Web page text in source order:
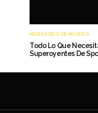
MERCADEO DE MÚSICA
Todo Lo Que
Superoyentes De